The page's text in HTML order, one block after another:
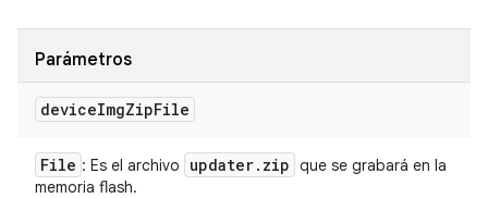
Parámetros
deviceImgZipFile
File : Es el archivo updater. zip que se grabará en la
memoria flash.